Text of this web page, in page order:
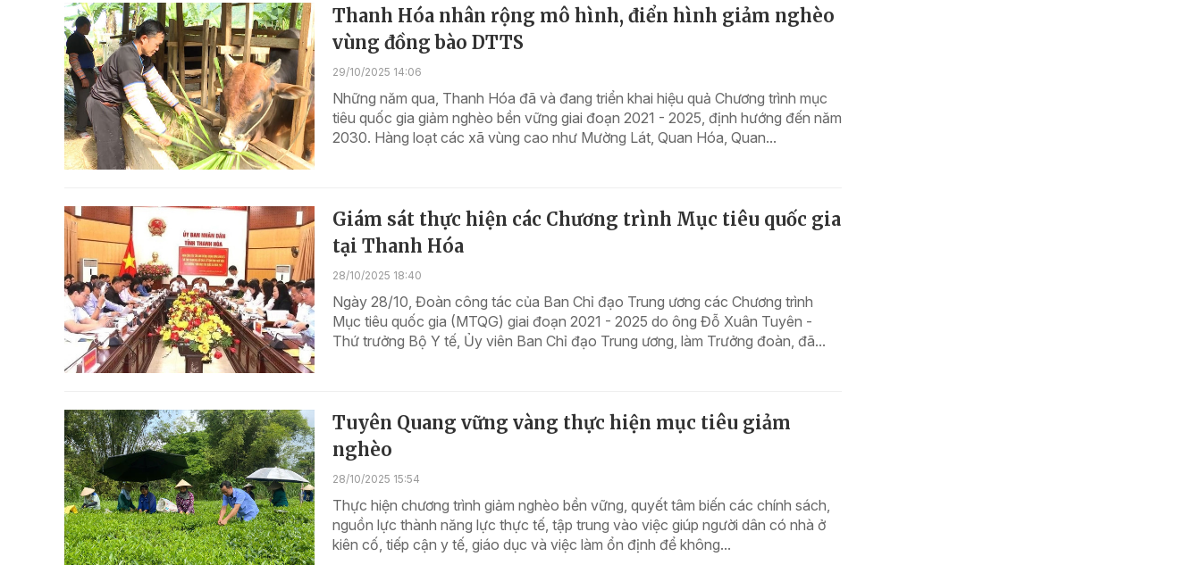
Thanh Hóa nhân rộng mô hình, điển hình giảm nghèo
vùng đồng bào DTTS
29/10/2025 14:06
Những năm qua, Thanh Hóa đã và đang triển khai hiệu quả Chương trình mục
tiêu quốc gia giảm nghèo bền vững giai đoạn 2021 - 2025, định hướng đến năm
2030. Hàng loạt các xã vùng cao như Mường Lát, Quan Hóa, Quan...
Giám sát thực hiện các Chương trình Mục tiêu quốc gia
tại Thanh Hóa
28/10/2025 18:40
Ngày 28/10, Đoàn công tác của Ban Chỉ đạo Trung ương các Chương trình
Mục tiêu quốc gia (MTQG) giai đoạn 2021 - 2025 do ông Đỗ Xuân Tuyên -
Thứ trưởng Bộ Y tế, Ủy viên Ban Chỉ đạo Trung ương, làm Trưởng đoàn, đã...
Tuyên Quang vững vàng thực hiện mục tiêu giảm
nghèo
28/10/2025 15:54
Thực hiện chương trình giảm nghèo bền vững, quyết tâm biến các chính sách,
nguồn lực thành năng lực thực tế, tập trung vào việc giúp người dân có nhà ở
kiên cố, tiếp cận y tế, giáo dục và việc làm ổn định để không...